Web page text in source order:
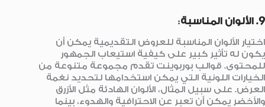
9. الألوان المناسبة :
اختيار الألوان المناسبة للعروض التقديمية يمكن أن
يكون له تأثير كبير على كيفية استيعاب الجمهور
للمحتوى. قوالب بوربوينت تقدم مجموعة متنوعة من
الخيارات اللونية التي يمكن استخدامها لتحديد نغمة
العرض. على سبيل المثال، الألوان الهادئة مثل الأزرق
والأخضر يمكن أن تعبر عن الاحترافية والهدوء، بينما